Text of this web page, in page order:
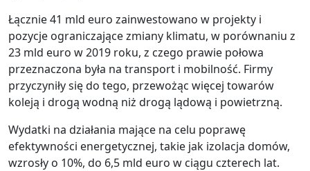
Łącznie 41 mld euro zainwestowano w projekty i
pozycje ograniczające zmiany klimatu, w porównaniu z
23 mld euro w 2019 roku, z czego prawie połowa
przeznaczona była na transport i mobilność. Firmy
przyczyniły się do tego, przewożąc więcej towarów
koleją i drogą wodną niż drogą lądową i powietrzną.
Wydatki na działania mające na celu poprawę
efektywności energetycznej, takie jak izolacja domów,
wzrosły o 10%, do 6,5 mld euro w ciągu czterech lat.